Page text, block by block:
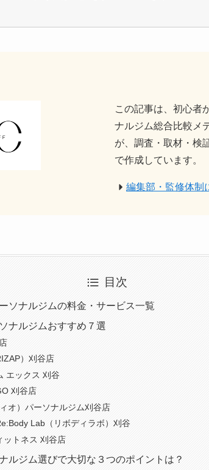
この記事は、初心者
ナルジム総合比較メ
が、調査・取材・検
で作成しています。
編集部・監修体制
目次
ソナルジムの料金・サービス一覧
ナルジムおすすめ７選
）刈谷店
エックス 刈谷
刈谷店
オ）パーソナルジム刈谷店
Lab（リボディラボ）刈谷
ットネス 刈谷店
ルジム選びで大切な３つのポイントは？